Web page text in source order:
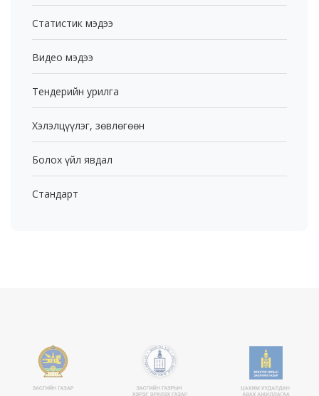
Статистик мэдээ
Видео мэдээ
Тендерийн урилга
Хэлэлцүүлэг, зөвлөгөөн
Болох үйл явдал
Стандарт